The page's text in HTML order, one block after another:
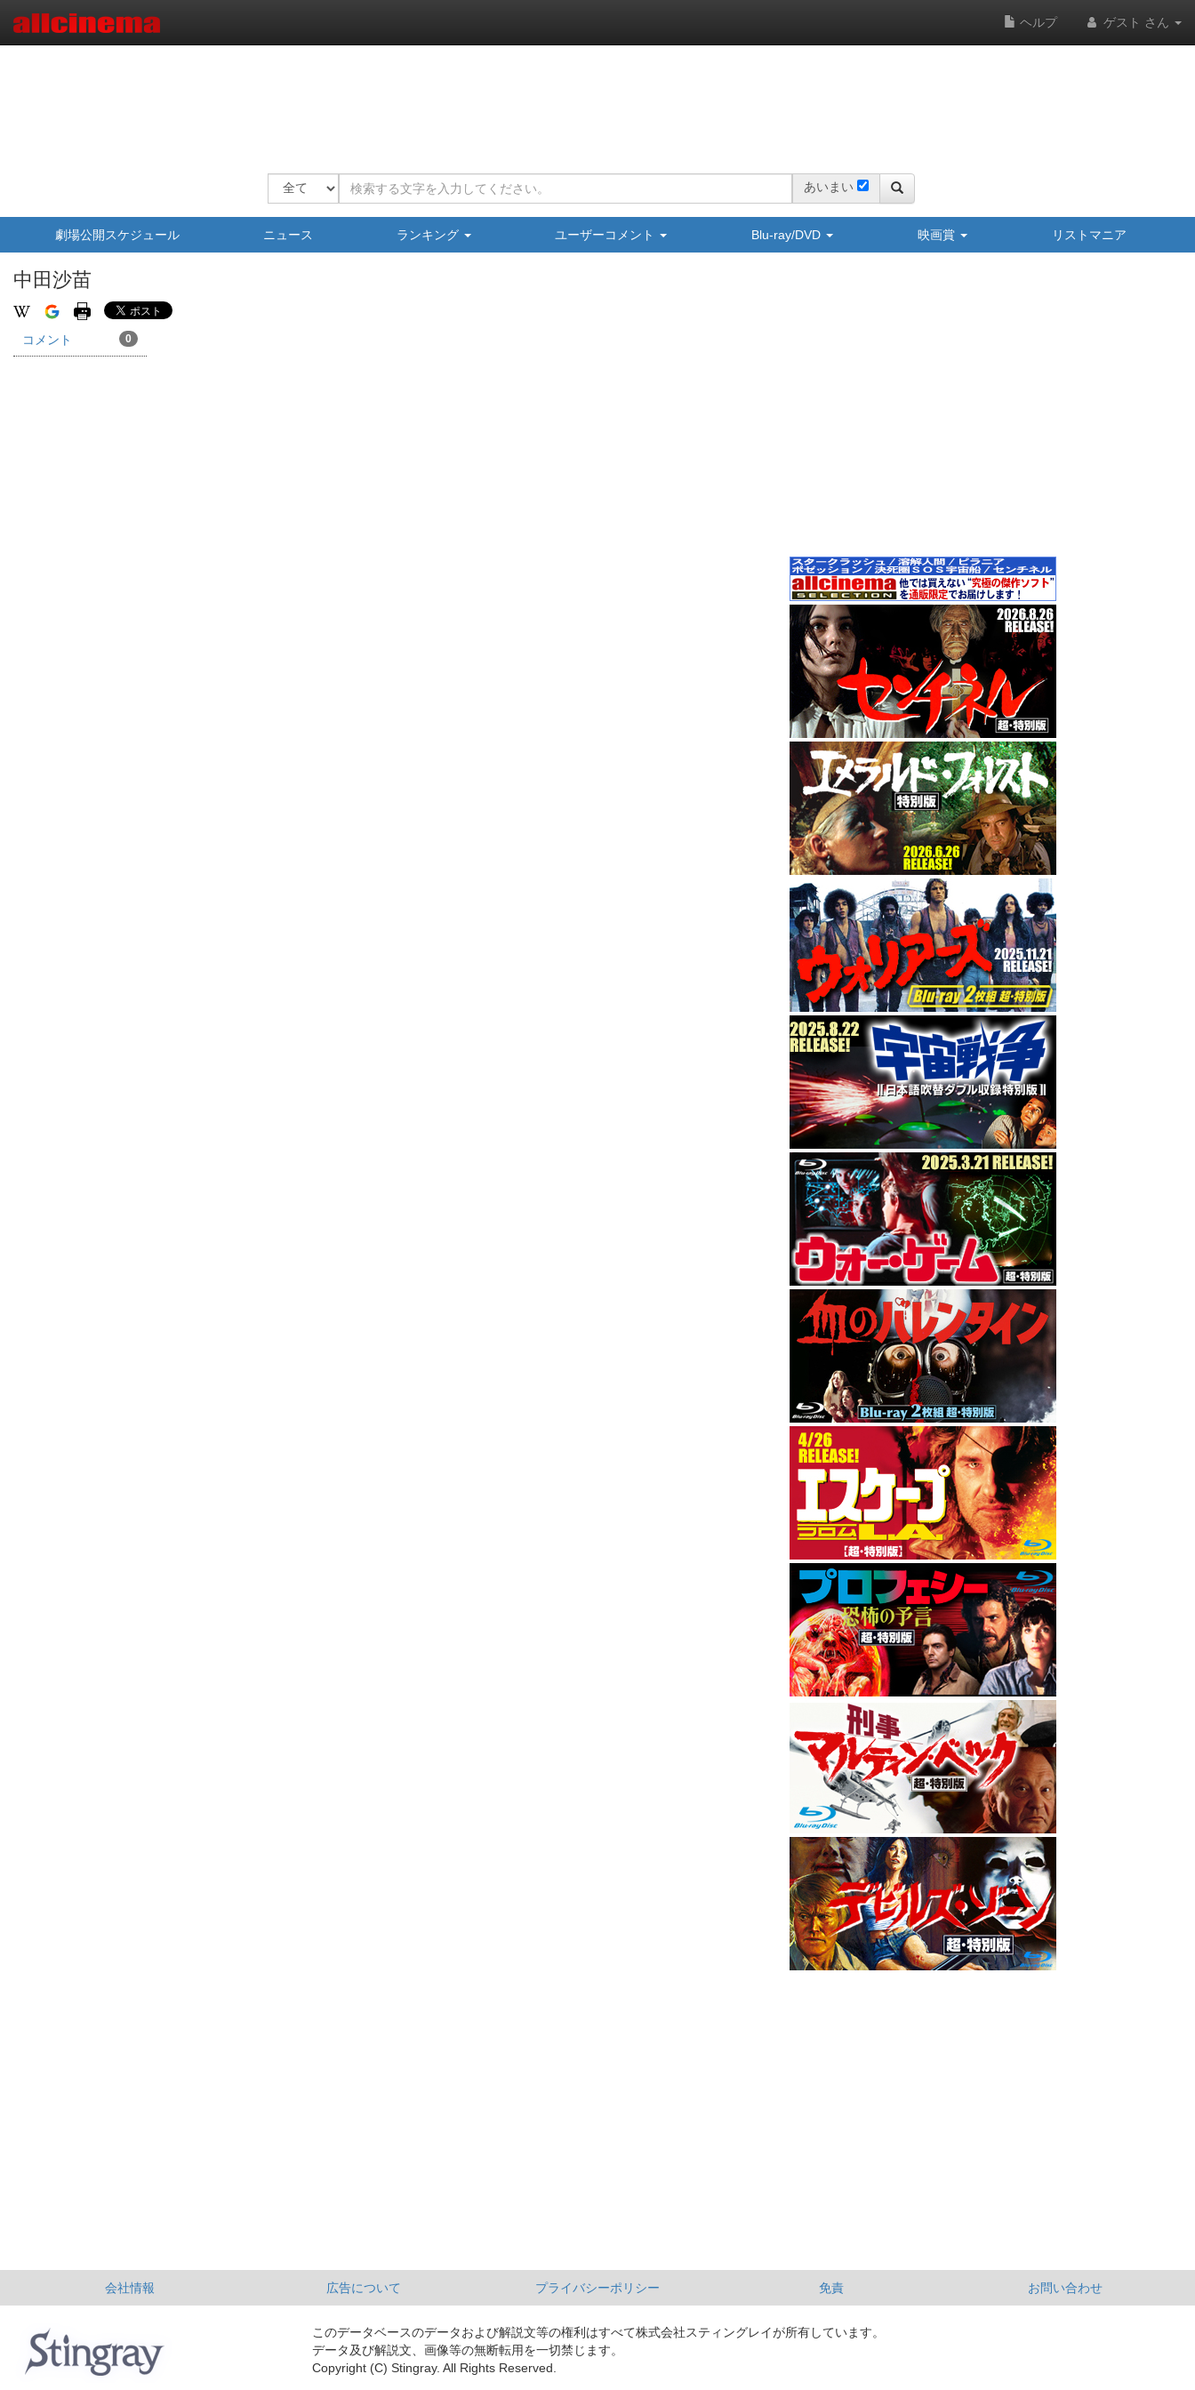
ヘルプ ゲスト さん
あいまい
劇場公開スケジュール ニュース ランキング ユーザーコメント Blu-ray/DVD 映画賞 リストマニア
中田沙苗
コメント 0
会社情報 広告について プライバシーポリシー 免責 お問い合わせ
このデータベースのデータおよび解説文等の権利はすべて株式会社スティングレイが所有しています。
データ及び解説文、画像等の無断転用を一切禁じます。
Copyright (C) Stingray. All Rights Reserved.